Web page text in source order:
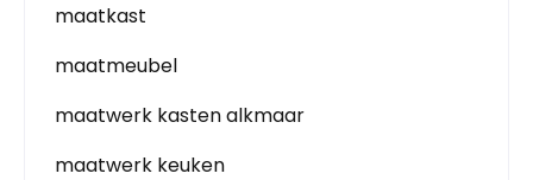
maatkast
maatmeubel
maatwerk kasten alkmaar
maatwerk keuken